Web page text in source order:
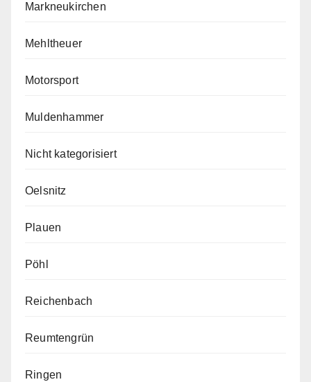
Markneukirchen
Mehltheuer
Motorsport
Muldenhammer
Nicht kategorisiert
Oelsnitz
Plauen
Pöhl
Reichenbach
Reumtengrün
Ringen